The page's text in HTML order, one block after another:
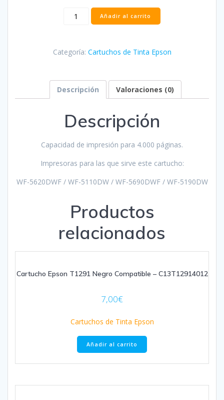
Cartucho
Epson
Compatible
cantidad
Añadir al carrito
Categoría: Cartuchos de Tinta Epson
Descripción Valoraciones (0)
Descripción
Capacidad de impresión para 4.000 páginas.
Impresoras para las que sirve este cartucho:
WF-5620DWF / WF-5110DW / WF-5690DWF / WF-5190DW
Productos
relacionados
Cartucho Epson T1291 Negro Compatible – C13T12914012
7,00€
Cartuchos de Tinta Epson
Añadir al carrito